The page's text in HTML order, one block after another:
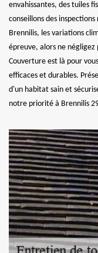
envahissantes, des tuiles
conseillons des
Brennilis, les variations
épreuve, alors ne négligez
Couverture est là pour
efficaces et durables.
d'un habitat sain et
notre priorité à Brennilis